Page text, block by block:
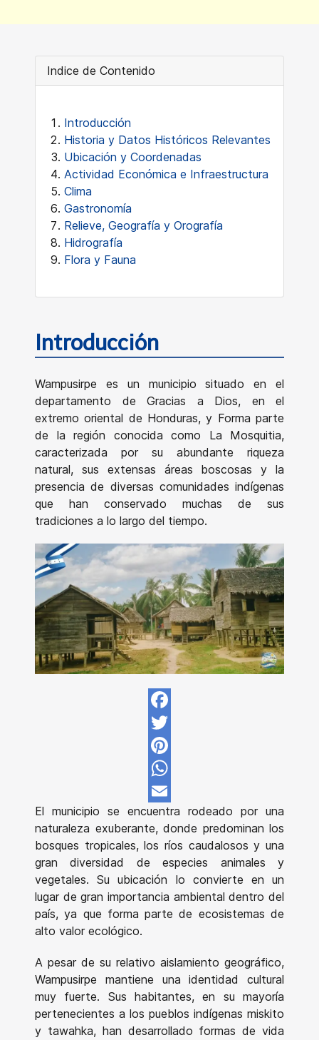
Indice de Contenido
Introducción
Historia y Datos Históricos Relevantes
Ubicación y Coordenadas
Actividad Económica e Infraestructura
Clima
Gastronomía
Relieve, Geografía y Orografía
Hidrografía
Flora y Fauna
Introducción
Wampusirpe es un municipio situado en el
departamento de Gracias a Dios, en el
extremo oriental de Honduras, y Forma parte
de la región conocida como La Mosquitia,
caracterizada por su abundante riqueza
natural, sus extensas áreas boscosas y la
presencia de diversas comunidades indígenas
que han conservado muchas de sus
tradiciones a lo largo del tiempo.
Facebook
Twitter
Pinterest
WhatsApp
Email
El municipio se encuentra rodeado por una
naturaleza exuberante, donde predominan los
bosques tropicales, los ríos caudalosos y una
gran diversidad de especies animales y
vegetales. Su ubicación lo convierte en un
lugar de gran importancia ambiental dentro del
país, ya que forma parte de ecosistemas de
alto valor ecológico.
A pesar de su relativo aislamiento geográfico,
Wampusirpe mantiene una identidad cultural
muy fuerte. Sus habitantes, en su mayoría
pertenecientes a los pueblos indígenas miskito
y tawahka, han desarrollado formas de vida